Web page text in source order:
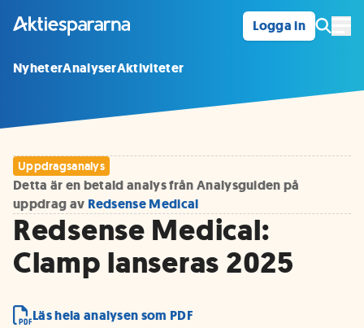
Logga in
NyheterAnalyserAktiviteter
Uppdragsanalys
Detta är en betald analys från Analysguiden på
uppdrag av Redsense Medical
Redsense Medical:
Clamp lanseras 2025
Läs hela analysen som PDF